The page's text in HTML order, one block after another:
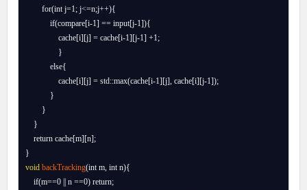
        for(int j=1; j<=n;j++){
            if(compare[i-1] == input[j-1]){
                cache[i][j] = cache[i-1][j-1] +1;
                }
            else{
                cache[i][j] = std::max(cache[i-1][j], cache[i][j-1]);
            }
        }
    }
    return cache[m][n];
void backTracking(int m, int n){
    if(m==0 || n ==0) return;